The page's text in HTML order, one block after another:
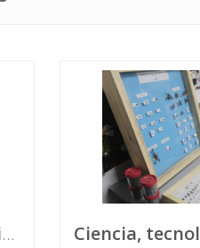
Subrayan la necesidad de incluir a las comunidades en el desarrollo tecnológico y evitar prácticas extractivistas.